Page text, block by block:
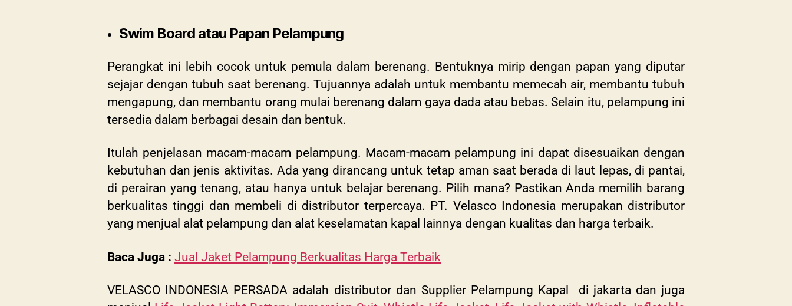
Swim Board atau Papan Pelampung
Perangkat ini lebih cocok untuk pemula dalam berenang. Bentuknya mirip dengan papan yang diputar
sejajar dengan tubuh saat berenang. Tujuannya adalah untuk membantu memecah air, membantu tubuh
mengapung, dan membantu orang mulai berenang dalam gaya dada atau bebas. Selain itu, pelampung ini
tersedia dalam berbagai desain dan bentuk.
Itulah penjelasan macam-macam pelampung. Macam-macam pelampung ini dapat disesuaikan dengan
kebutuhan dan jenis aktivitas. Ada yang dirancang untuk tetap aman saat berada di laut lepas, di pantai,
di perairan yang tenang, atau hanya untuk belajar berenang. Pilih mana? Pastikan Anda memilih barang
berkualitas tinggi dan membeli di distributor terpercaya. PT. Velasco Indonesia merupakan distributor
yang menjual alat pelampung dan alat keselamatan kapal lainnya dengan kualitas dan harga terbaik.
Baca Juga : Jual Jaket Pelampung Berkualitas Harga Terbaik
VELASCO INDONESIA PERSADA adalah distributor dan Supplier Pelampung Kapal di jakarta dan juga